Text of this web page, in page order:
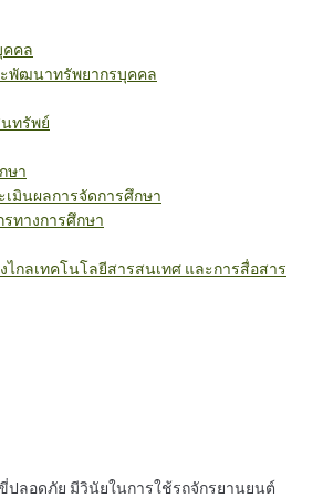
คคล
พัฒนาทรัพยากรบุคคล
ทรัพย์
ษา
มินผลการจัดการศึกษา
ทางการศึกษา
ไกลเทคโนโลยีสารสนเทศ และการสื่อสาร
ลอดภัย มีวินัยในการใช้รถจักรยานยนต์